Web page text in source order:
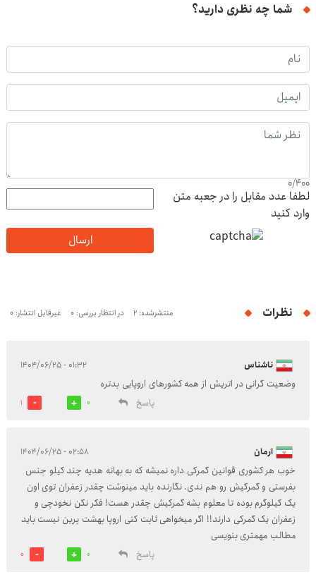
شما چه نظری دارید؟
0/400
لطفا عدد مقابل را در جعبه متن
وارد کنید
ارسال
نظرات منتشرشده: 2 در انتظار بررسی: 0 غیرقابل انتشار: 0
ناشناس ۰۱:۳۲ - ۱۴۰۴/۰۶/۲۵
وضعیت گرانی در اتریش از همه کشورهای اروپایی بدتره
پاسخ
0
1
آرمان ۰۲:۵۸ - ۱۴۰۴/۰۶/۲۵
خوب هر کشوری قوانین گمرکی داره نمیشه که به بهانه هدیه چند کیلو جنس
بفرستی و گمرکیش رو هم ندی. نگارنده باید مینوشت چقدر زعفران توی اون
یک کیلوگرم بوده تا معلوم بشه گمرکیش چقدر هست! فکر نکن نخودچی و
زعفران یک گمرکی دارند!! اگر میخواهی ثابت کنی اروپا بهشت برین نیست باید
مطالب مهمتری بنویسی
پاسخ
0
0